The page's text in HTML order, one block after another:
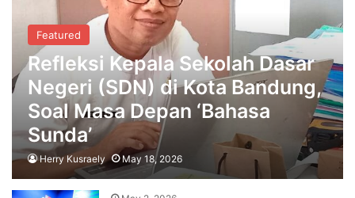
Featured
Refleksi Kepala Sekolah Dasar
Negeri (SDN) di Kota Bandung,
Soal Masa Depan ‘Bahasa
Sunda’
Herry Kusraely May 18, 2026